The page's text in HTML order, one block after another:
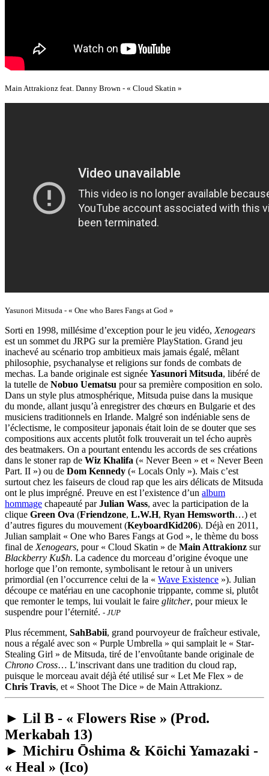
Main Attrakionz feat. Danny Brown - « Cloud Skatin »
Yasunori Mitsuda - « One who Bares Fangs at God »
Sorti en 1998, millésime d’exception pour le jeu vidéo, Xenogears
est un sommet du JRPG sur la première PlayStation. Grand jeu
inachevé au scénario trop ambitieux mais jamais égalé, mêlant
philosophie, psychanalyse et religions sur fonds de combats de
mechas. La bande originale est signée Yasunori Mitsuda, libéré de
la tutelle de Nobuo Uematsu pour sa première composition en solo.
Dans un style plus atmosphérique, Mitsuda puise dans la musique
du monde, allant jusqu’à enregistrer des chœurs en Bulgarie et des
musiciens traditionnels en Irlande. Malgré son indéniable sens de
l’éclectisme, le compositeur japonais était loin de se douter que ses
compositions aux accents plutôt folk trouverait un tel écho auprès
des beatmakers. On a pourtant entendu les accords de ses créations
dans le stoner rap de Wiz Khalifa (« Never Been » et « Never Been
Part. II ») ou de Dom Kennedy (« Locals Only »). Mais c’est
surtout chez les faiseurs de cloud rap que les airs délicats de Mitsuda
ont le plus imprégné. Preuve en est l’existence d’un album
hommage chapeauté parJulian Wass, avec la participation de la
clique Green Ova (Friendzone, L.W.H, Ryan Hemsworth…) et
d’autres figures du mouvement (KeyboardKid206). Déjà en 2011,
Julian samplait « One who Bares Fangs at God », le thème du boss
final de Xenogears, pour « Cloud Skatin » de Main Attrakionz sur
Blackberry Ku$h. La cadence du morceau d’origine évoque une
horloge que l’on remonte, symbolisant le retour à un univers
primordial (en l’occurrence celui de la « Wave Existence »). Julian
découpe ce matériau en une cacophonie trippante, comme si, plutôt
que remonter le temps, lui voulait le faire glitcher, pour mieux le
suspendre pour l’éternité. - JUP
Plus récemment, SahBabii, grand pourvoyeur de fraîcheur estivale,
nous a régalé avec son « Purple Umbrella » qui samplait le « Star-
Stealing Girl » de Mitsuda, tiré de l’envoûtante bande originale de
Chrono Cross… L’inscrivant dans une tradition du cloud rap,
puisque le morceau avait déjà été utilisé sur « Let Me Flex » de
Chris Travis, et « Shoot The Dice » de Main Attrakionz.
► Lil B - « Flowers Rise » (Prod.
Merkabah 13)
► Michiru Ōshima & Kōichi Yamazaki -
« Heal » (Ico)